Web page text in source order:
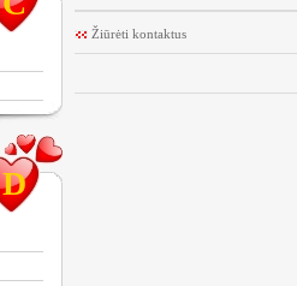
D
Žiūrėti kontaktus